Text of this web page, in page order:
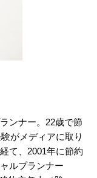
ンナー。22歳で節
がメディアに取り
て、2001年に節約
ルプランナー